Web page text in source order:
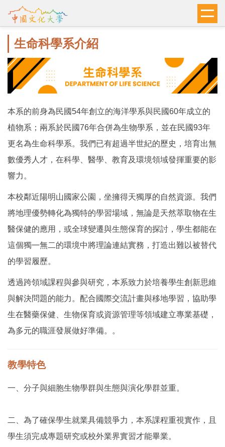
到
內
容
生命科學系介紹
本系的前身為民國54年創立的海洋學系與民國60年成立的
植物系；兩系於民國76年合併為生物學系，並在民國93年
更名為生命科學系。我們已有超過半世紀的歷史，培育出無
數優秀人才，在科學、醫學、教育及環境領域發揮重要的影
響力。
本校鄰近陽明山國家公園，坐擁得天獨厚的自然資源。我們
將地理優勢轉化為獨特的學習場域，無論是天然萃取物在生
醫保健的應用，或全球變遷與生態保育的探討，學生都能在
這個獨㇐無二的環境中將理論連結實務，打造出難以被替代
的學習履歷。
透過跨領域課程與參與研究，本系致力於培養學生創新思維
與解決問題的能力。配合國際交流計畫與移地學習，協助學
生在醫藥保健、生物保育或資源管理等領域建立專業基礎，
為多元的職涯發展做好準備。
。
教學特色
一、分子與細胞生物學群與生態與演化學群並重。
二、為了確保學生就業具備競爭力，本系課程重視實作，且
學生須完成專題研究或校外業界實習才能畢業。